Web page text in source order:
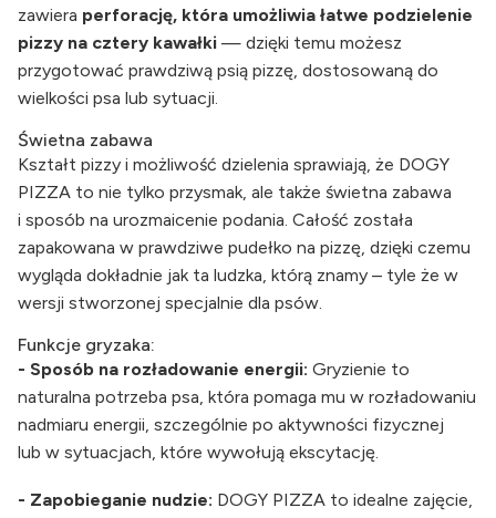
zawiera perforację, która umożliwia łatwe podzielenie
pizzy na cztery kawałki — dzięki temu możesz
przygotować prawdziwą psią pizzę, dostosowaną do
wielkości psa lub sytuacji.
Świetna zabawa
Kształt pizzy i możliwość dzielenia sprawiają, że DOGY
PIZZA to nie tylko przysmak, ale także świetna zabawa
i sposób na urozmaicenie podania. Całość została
zapakowana w prawdziwe pudełko na pizzę, dzięki czemu
wygląda dokładnie jak ta ludzka, którą znamy – tyle że w
wersji stworzonej specjalnie dla psów.
Funkcje gryzaka:
- Sposób na rozładowanie energii: Gryzienie to
naturalna potrzeba psa, która pomaga mu w rozładowaniu
nadmiaru energii, szczególnie po aktywności fizycznej
lub w sytuacjach, które wywołują ekscytację.
- Zapobieganie nudzie: DOGY PIZZA to idealne zajęcie,